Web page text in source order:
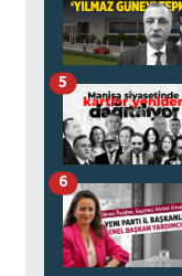
5
6